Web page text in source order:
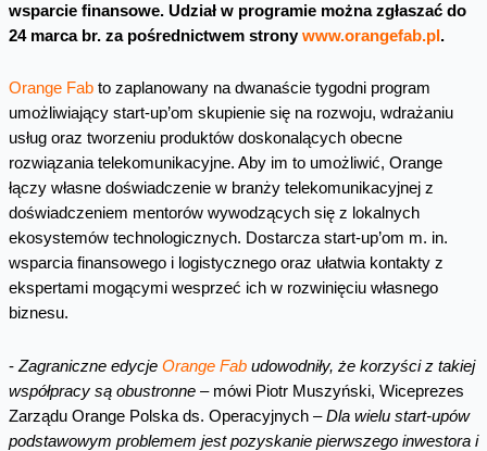
wsparcie finansowe. Udział w programie można zgłaszać do
24 marca br. za pośrednictwem stronywww.orangefab.pl .
Orange Fabto zaplanowany na dwanaście tygodni program
umożliwiający start-up’om skupienie się na rozwoju, wdrażaniu
usług oraz tworzeniu produktów doskonalących obecne
rozwiązania telekomunikacyjne. Aby im to umożliwić, Orange
łączy własne doświadczenie w branży telekomunikacyjnej z
doświadczeniem mentorów wywodzących się z lokalnych
ekosystemów technologicznych. Dostarcza start-up’om m. in.
wsparcia finansowego i logistycznego oraz ułatwia kontakty z
ekspertami mogącymi wesprzeć ich w rozwinięciu własnego
biznesu.
- Zagraniczne edycje Orange Fabudowodniły, że korzyści z takiej
współpracy są obustronne– mówi Piotr Muszyński, Wiceprezes
Zarządu Orange Polska ds. Operacyjnych –Dla wielu start-upów
podstawowym problemem jest pozyskanie pierwszego inwestora i